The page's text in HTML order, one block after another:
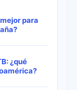
para
¿qué